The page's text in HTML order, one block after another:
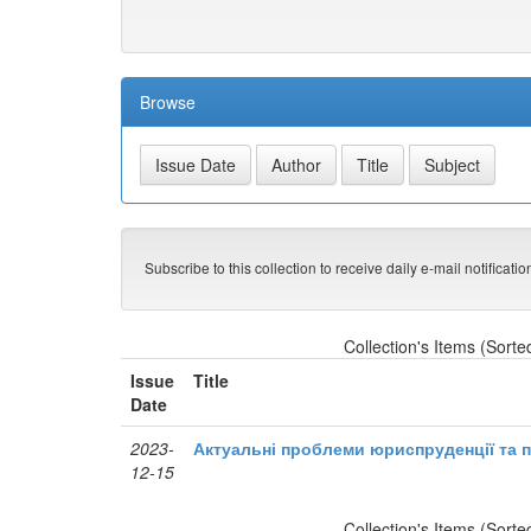
Browse
Subscribe to this collection to receive daily e-mail
Collection's Items
Issue
Date
Title
2023-
12-15
Актуальні проблеми юриспруденції та